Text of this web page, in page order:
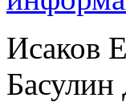
Исаков